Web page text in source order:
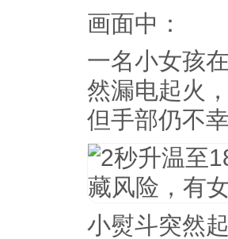
画面中：
一名小女孩
然漏电起火
但手部仍不
小熨斗突然